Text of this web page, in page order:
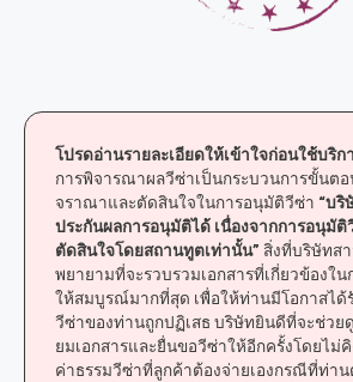
โปรดอ่านรายละเอียดให้เข้าใจก่อนใช้บริก
การพิจารณาผลวีซ่าเป็นกระบวนการขั้นต
จราณาและตัดสินใจในการอนุมัติวีซ่า “บริ
ประกันผลการอนุมัติได้ เนื่องจากการอนุมัติ
ตัดสินใจโดยสถานทูตเท่านั้น” สิ่งที่บริษัทส
พยายามที่จะรวบรวมเอกสารที่เกี่ยวข้องใ
ให้สมบูรณ์มากที่สุด เพื่อให้ท่านมีโอกาสได้
วีซ่าของท่านถูกปฏิเสธ บริษัทยินดีที่จะช่วย
ยมเอกสารและยื่นขอวีซ่าให้อีกครั้งโดยไม่
ค่าธรรมวีซ่าที่ลูกค้าต้องจ่ายเองกรณีที่ท่า